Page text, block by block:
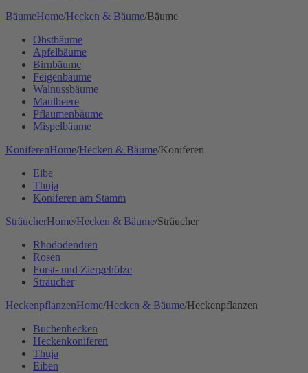
BäumeHome/Hecken & Bäume/Bäume
Obstbäume
Apfelbäume
Birnbäume
Feigenbäume
Walnussbäume
Maulbeere
Pflaumenbäume
Mispelbäume
KoniferenHome/Hecken & Bäume/Koniferen
Eibe
Thuja
Koniferen am Stamm
SträucherHome/Hecken & Bäume/Sträucher
Rhododendren
Rosen
Forst- und Ziergehölze
Sträucher
HeckenpflanzenHome/Hecken & Bäume/Heckenpflanzen
Buchenhecken
Heckenkoniferen
Thuja
Eiben